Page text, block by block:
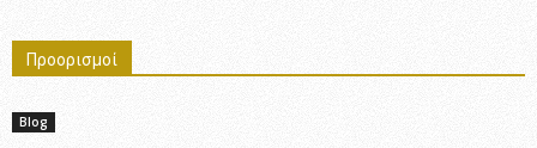
Προορισμοί
Blog